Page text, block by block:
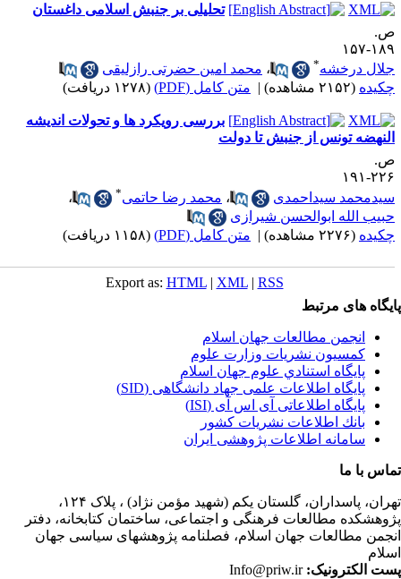
تحلیلی بر جنبش اسلامی داغستان
۱۵۷
درخشه
،محمد امین حضرتی رازلیقی
(۲۱۵۲ مشاهده) | متن کامل (PDF) (۱۲۷۸ دریافت)
بررسی رویکرد ها و تحولات اندیشه
تونس از جنبش تا دولت
۱۹۱
سیداحمدی
،محمد رضا حاتمی
،
الله ابوالحسن شیرازی
(۲۲۷۶ مشاهده) | متن کامل (PDF) (۱۱۵۸ دریافت)
Export as:HTML |XML|RSS
های مرتبط
انجمن مطالعات جهان اسلام
کمسیون نشریات وزارت علوم
پايگاه استنادي علوم جهان اسلام
پایگاه اطلاعات علمی جهاد دانشگاهی (SID)
پایگاه اطلاعاتی آی اس آی (ISI)
بانك اطلاعات نشريات كشور
سامانه اطلاعات پژوهشی ایران
با ما
پاسداران، گلستان یکم (شهید مؤمن نژاد) ، پلاک ۱۲۴،
مطالعات فرهنگی و اجتماعی، ساختمان کتابخانه، دفتر
مطالعات جهان اسلام، فصلنامه پژوهشهای سیاسی جهان
الکترونیک:Info@priw.ir